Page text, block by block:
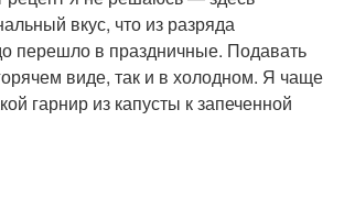
вкус, что из разряда
перешло в праздничные. Подавать
виде, так и в холодном. Я чаще
гарнир из капусты к запеченной